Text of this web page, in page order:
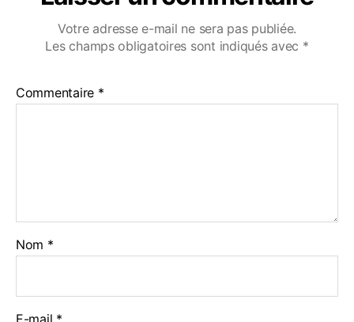
Votre adresse e-mail ne sera pas publiée.
Les champs obligatoires sont indiqués avec *
Commentaire *
Nom *
E-mail *